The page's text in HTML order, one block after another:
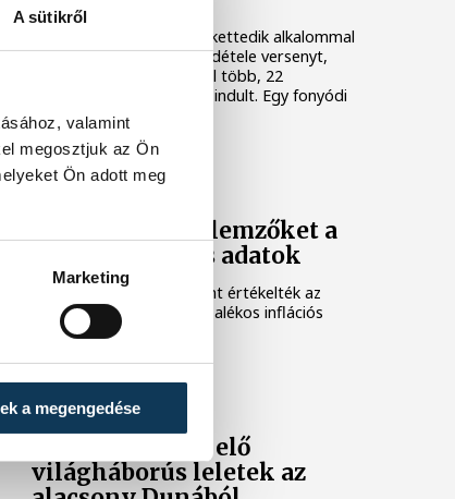
A sütikről
valamint
megosztjuk az Ön
Ön adott meg
Marketing
a megengedése
A Balatoni Kör idén tizenkettedik alkalommal
hirdette meg az év strandétele versenyt,
amelyre minden eddiginél több, 22
vendéglátóhely 44 étellel indult. Egy fonyódi
hely nyert...
KÖZÉLET
Meglepték az elemzőket a
júliusi inflációs adatok
Hatalmas meglepetésként értékelték az
elemzők a júliusi, 1,2 százalékos inflációs
adatot.
KÖZÉLET
Sorra kerülnek elő
világháborús leletek az